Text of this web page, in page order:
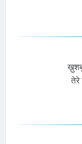
ख़ुशबू
तेरे